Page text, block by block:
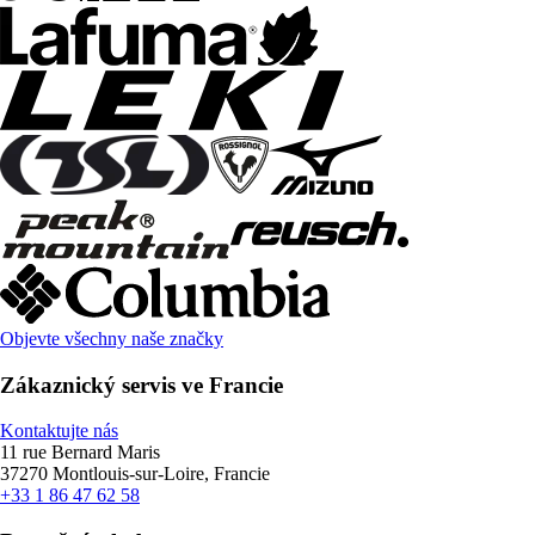
Objevte všechny naše značky
Zákaznický servis ve Francie
Kontaktujte nás
11 rue Bernard Maris
37270 Montlouis-sur-Loire, Francie
+33 1 86 47 62 58